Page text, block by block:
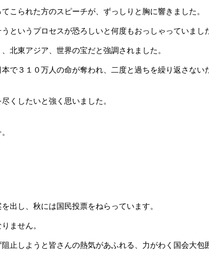
こられた方のスピーチが、ずっしりと胸に響きました。
というプロセスが恐ろしいと何度もおっしゃっていまし
北東アジア、世界の宝だと強調されました。
で３１０万人の命が奪われ、二度と過ちを繰り返さない
くしたいと強く思いました。
出し、秋には国民投票をねらっています。
ません。
止しようと皆さんの熱気があふれる、力がわく国会大包